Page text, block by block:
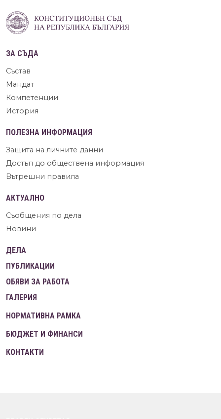
ЗА СЪДА
Състав
Мандат
Компетенции
История
ПОЛЕЗНА ИНФОРМАЦИЯ
Защита на личните данни
Достъп до обществена информация
Вътрешни правила
АКТУАЛНО
Съобщения по дела
Новини
ДЕЛА
ПУБЛИКАЦИИ
ОБЯВИ ЗА РАБОТА
ГАЛЕРИЯ
НОРМАТИВНА РАМКА
БЮДЖЕТ И ФИНАНСИ
КОНТАКТИ